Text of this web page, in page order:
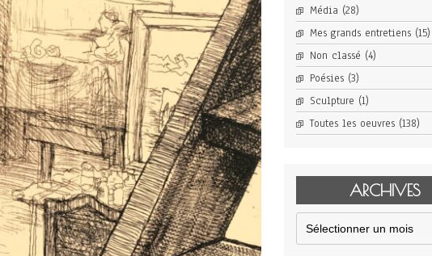
Média (28)
Mes grands entretiens(15)
Non classé (4)
Poésies(3)
Sculpture (1)
Toutes les oeuvres(138)
ARCHIVES
Archives